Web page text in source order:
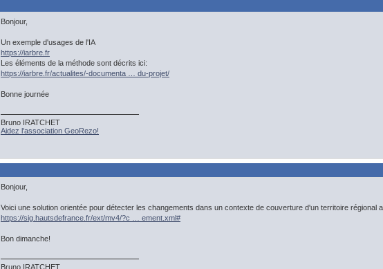
Bonjour,
Un exemple d'usages de l'IA
https://iarbre.fr
Les éléments de la méthode sont décrits ici:
https://iarbre.fr/actualites/-documenta … du-projet/
Bonne journée
Bruno IRATCHET
Aidez l'association GeoRezo!
Bonjour,
Voici une solution orientée pour détecter les changements dans un contexte de couverture d'un territoire régional
https://sig.hautsdefrance.fr/ext/mv4/?c … ement.xml#
Bon dimanche!
Bruno IRATCHET